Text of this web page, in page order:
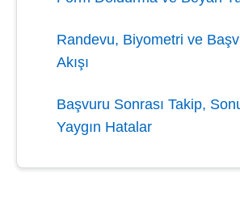
Randevu, Biyometri ve
Akışı
Başvuru Sonrası Takip,
Yaygın Hatalar